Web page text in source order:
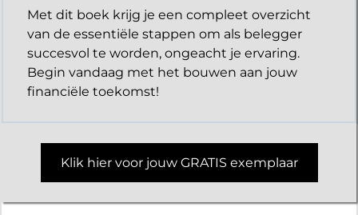
Met dit boek krijg je een compleet overzicht
van de essentiële stappen om als belegger
succesvol te worden, ongeacht je ervaring.
Begin vandaag met het bouwen aan jouw
financiële toekomst!
Klik hier voor jouw GRATIS exemplaar